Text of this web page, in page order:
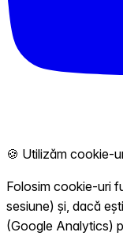
🍪 Utilizăm cookie-
Folosim cookie-uri
sesiune) și, dacă
(Google Analytics)